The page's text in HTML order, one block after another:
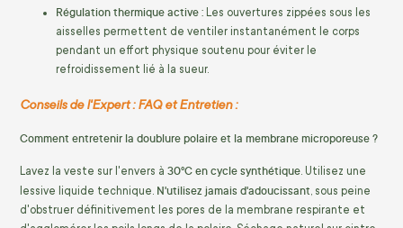
Régulation thermique active : Les ouvertures zippées sous les
aisselles permettent de ventiler instantanément le corps
pendant un effort physique soutenu pour éviter le
refroidissement lié à la sueur.
Conseils de l'Expert : FAQ et Entretien :
Comment entretenir la doublure polaire et la membrane microporeuse ?
Lavez la veste sur l'envers à 30°C en cycle synthétique. Utilisez une
lessive liquide technique. N'utilisez jamais d'adoucissant, sous peine
d'obstruer définitivement les pores de la membrane respirante et